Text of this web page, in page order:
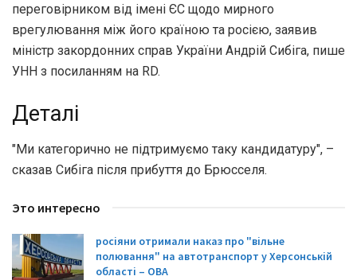
переговірником від імені ЄС щодо мирного
врегулювання між його країною та росією, заявив
міністр закордонних справ України Андрій Сибіга, пише
УНН з посиланням на RD.
Деталі
"Ми категорично не підтримуємо таку кандидатуру", –
сказав Сибіга після прибуття до Брюсселя.
Это интересно
росіяни отримали наказ про "вільне
полювання" на автотранспорт у Херсонській
області – ОВА